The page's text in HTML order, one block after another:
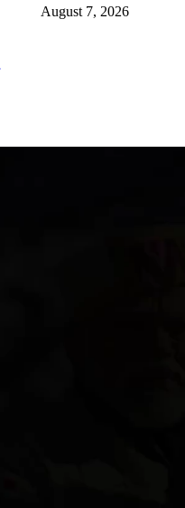
August 7, 2026